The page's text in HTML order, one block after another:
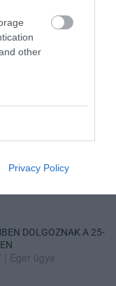
other
Privacy Policy
AZ EGRI...
|Eger ügye
ALACSONY AZ
|Mindenki ügye
DOLGOZNAK A 25-
Eger ügye